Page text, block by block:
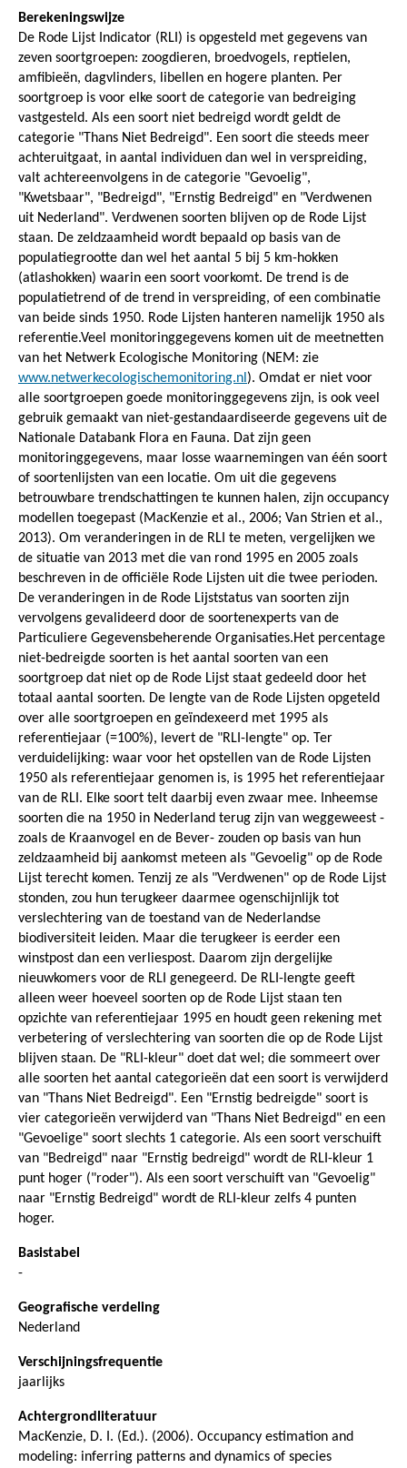
Berekeningswijze
De Rode Lijst Indicator (RLI) is opgesteld met gegevens van
zeven soortgroepen: zoogdieren, broedvogels, reptielen,
amfibieën, dagvlinders, libellen en hogere planten. Per
soortgroep is voor elke soort de categorie van bedreiging
vastgesteld. Als een soort niet bedreigd wordt geldt de
categorie "Thans Niet Bedreigd". Een soort die steeds meer
achteruitgaat, in aantal individuen dan wel in verspreiding,
valt achtereenvolgens in de categorie "Gevoelig",
"Kwetsbaar", "Bedreigd", "Ernstig Bedreigd" en "Verdwenen
uit Nederland". Verdwenen soorten blijven op de Rode Lijst
staan. De zeldzaamheid wordt bepaald op basis van de
populatiegrootte dan wel het aantal 5 bij 5 km-hokken
(atlashokken) waarin een soort voorkomt. De trend is de
populatietrend of de trend in verspreiding, of een combinatie
van beide sinds 1950. Rode Lijsten hanteren namelijk 1950 als
referentie.Veel monitoringgegevens komen uit de meetnetten
van het Netwerk Ecologische Monitoring (NEM: zie
www.netwerkecologischemonitoring.nl ). Omdat er niet voor
alle soortgroepen goede monitoringgegevens zijn, is ook veel
gebruik gemaakt van niet-gestandaardiseerde gegevens uit de
Nationale Databank Flora en Fauna. Dat zijn geen
monitoringgegevens, maar losse waarnemingen van één soort
of soortenlijsten van een locatie. Om uit die gegevens
betrouwbare trendschattingen te kunnen halen, zijn occupancy
modellen toegepast (MacKenzie et al., 2006; Van Strien et al.,
2013). Om veranderingen in de RLI te meten, vergelijken we
de situatie van 2013 met die van rond 1995 en 2005 zoals
beschreven in de officiële Rode Lijsten uit die twee perioden.
De veranderingen in de Rode Lijststatus van soorten zijn
vervolgens gevalideerd door de soortenexperts van de
Particuliere Gegevensbeherende Organisaties.Het percentage
niet-bedreigde soorten is het aantal soorten van een
soortgroep dat niet op de Rode Lijst staat gedeeld door het
totaal aantal soorten. De lengte van de Rode Lijsten opgeteld
over alle soortgroepen en geïndexeerd met 1995 als
referentiejaar (=100%), levert de "RLI-lengte" op. Ter
verduidelijking: waar voor het opstellen van de Rode Lijsten
1950 als referentiejaar genomen is, is 1995 het referentiejaar
van de RLI. Elke soort telt daarbij even zwaar mee. Inheemse
soorten die na 1950 in Nederland terug zijn van weggeweest -
zoals de Kraanvogel en de Bever- zouden op basis van hun
zeldzaamheid bij aankomst meteen als "Gevoelig" op de Rode
Lijst terecht komen. Tenzij ze als "Verdwenen" op de Rode Lijst
stonden, zou hun terugkeer daarmee ogenschijnlijk tot
verslechtering van de toestand van de Nederlandse
biodiversiteit leiden. Maar die terugkeer is eerder een
winstpost dan een verliespost. Daarom zijn dergelijke
nieuwkomers voor de RLI genegeerd. De RLI-lengte geeft
alleen weer hoeveel soorten op de Rode Lijst staan ten
opzichte van referentiejaar 1995 en houdt geen rekening met
verbetering of verslechtering van soorten die op de Rode Lijst
blijven staan. De "RLI-kleur" doet dat wel; die sommeert over
alle soorten het aantal categorieën dat een soort is verwijderd
van "Thans Niet Bedreigd". Een "Ernstig bedreigde" soort is
vier categorieën verwijderd van "Thans Niet Bedreigd" en een
"Gevoelige" soort slechts 1 categorie. Als een soort verschuift
van "Bedreigd" naar "Ernstig bedreigd" wordt de RLI-kleur 1
punt hoger ("roder"). Als een soort verschuift van "Gevoelig"
naar "Ernstig Bedreigd" wordt de RLI-kleur zelfs 4 punten
hoger.
Basistabel
-
Geografische verdeling
Nederland
Verschijningsfrequentie
jaarlijks
Achtergrondliteratuur
MacKenzie, D. I. (Ed.). (2006). Occupancy estimation and
modeling: inferring patterns and dynamics of species